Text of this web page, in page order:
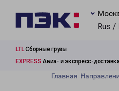
Rus /
LTLСборные грузы
EXPRESS Авиа- и экспресс-
Главная